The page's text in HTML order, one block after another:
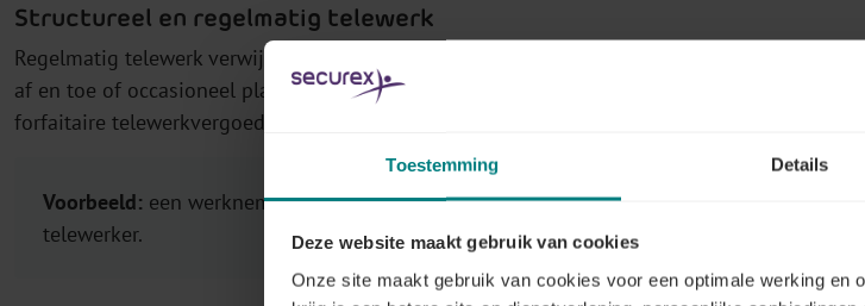
Toestemming Details
Deze website maakt gebruik van cookies
Onze site maakt gebruik van cookies voor een optimale werking en
Structureel en regelmatig telewerk
Regelmatig telewerk verwijst naar werknemers die
af en toe of occasioneel plaatsvindt, valt hier niet onder en komt niet in aanmerking voor
forfaitaire telewerkvergoeding.
Voorbeeld: een werknemer die slechts drie uur per week thuiswerkt, is geen structurele
telewerker.